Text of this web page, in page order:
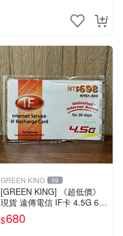
GREEN KING 59
[GREEN KING] 《超低價》
現貨 遠傳電信 IF卡 4.5G 698
30天網路吃到飽 儲值卡 網卡
網路儲值卡 上網卡
$680